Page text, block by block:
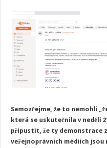
Samozřejme, že to nemohli
která se uskutečnila v neděli
připustit, že ty demonstrace
veřejnoprávních médiích jsou